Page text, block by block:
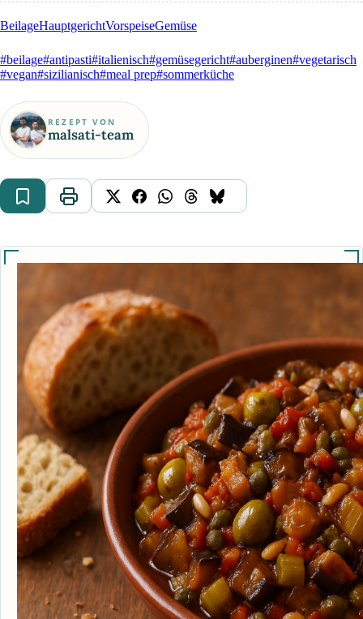
BeilageHauptgerichtVorspeiseGemüse
#beilage#antipasti#italienisch#gemüsegericht#auberginen#vegetarisch
#vegan#sizilianisch#meal prep#sommerküche
REZEPT VON
malsati-team